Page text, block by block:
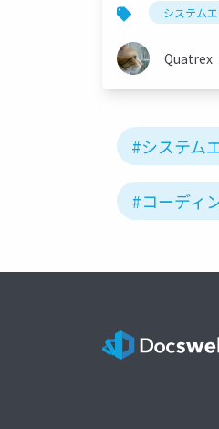
システム
Quatrex
#システム
#コーディ